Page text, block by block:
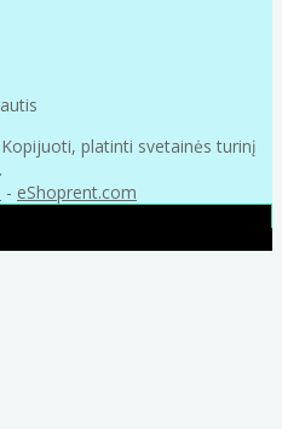
platinti svetainės turinį
- eShoprent.com